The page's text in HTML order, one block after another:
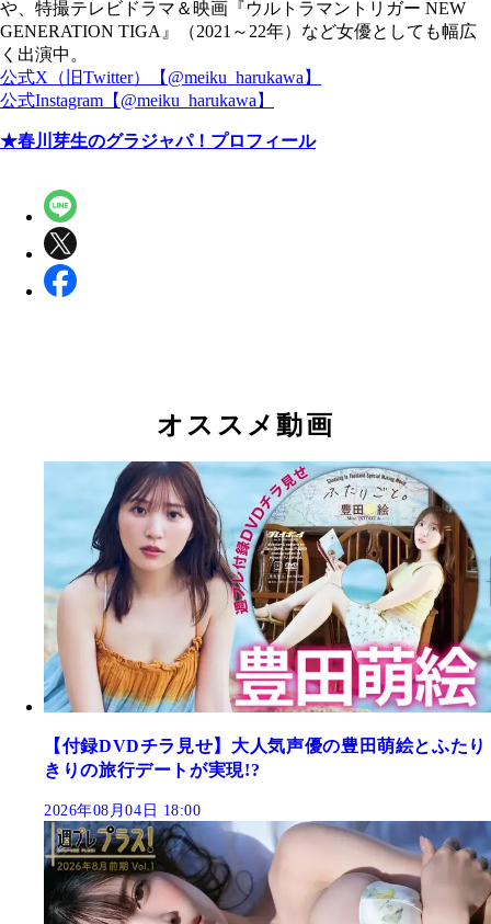
や、特撮テレビドラマ＆映画『ウルトラマントリガー NEW
GENERATION TIGA』（2021～22年）など女優としても幅広
く出演中。
公式X（旧Twitter）【@meiku_harukawa】
公式Instagram【@meiku_harukawa】
★春川芽生のグラジャパ！プロフィール
オススメ動画
【付録DVDチラ見せ】大人気声優の豊田萌絵とふたり
きりの旅行デートが実現!?
2026年08月04日 18:00